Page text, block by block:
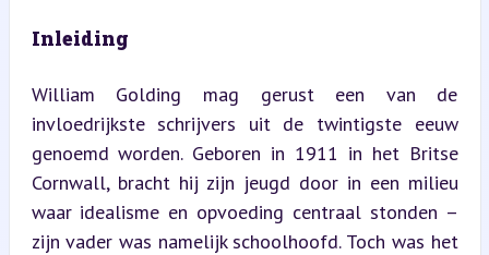
Inleiding
William Golding mag gerust een van de
invloedrijkste schrijvers uit de twintigste eeuw
genoemd worden. Geboren in 1911 in het Britse
Cornwall, bracht hij zijn jeugd door in een milieu
waar idealisme en opvoeding centraal stonden –
zijn vader was namelijk schoolhoofd. Toch was het